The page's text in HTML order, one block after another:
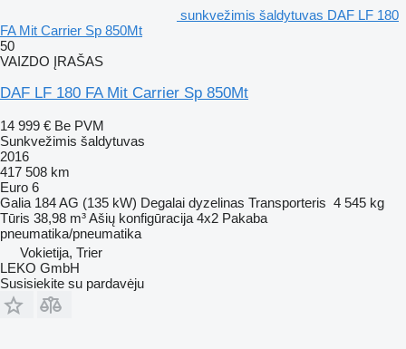
sunkvežimis šaldytuvas DAF LF 180
FA Mit Carrier Sp 850Mt
50
VAIZDO ĮRAŠAS
DAF LF 180 FA Mit Carrier Sp 850Mt
14 999 € Be PVM
Sunkvežimis šaldytuvas
2016
417 508 km
Euro 6
Galia 184 AG (135 kW) Degalai dyzelinas Transporteris 4 545 kg
Tūris 38,98 m³Ašių konfigūracija 4x2 Pakaba
pneumatika/pneumatika
Vokietija, Trier
LEKO GmbH
Susisiekite su pardavėju